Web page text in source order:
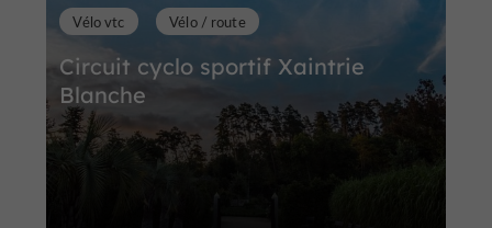
Circuit cyclo sportif Xaintrie
Blanche
Vélo vtc Vélo / route